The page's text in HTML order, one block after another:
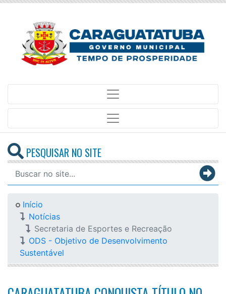
PESQUISAR NO SITE
Início
Notícias
Secretaria de Esportes e Recreação
ODS - Objetivo de Desenvolvimento
Sustentável